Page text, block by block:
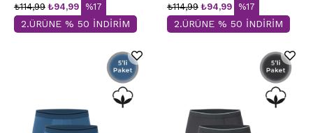
₺94,99
₺114,99 %17
2.ÜRÜNE % 50 İNDİRİM
₺94,99
₺114,99 %17
2.ÜRÜNE % 50 İNDİRİM